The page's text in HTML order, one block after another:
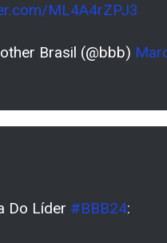
ML4A4rZPJ3
Brasil (@bbb)
Do Líder #BBB24: